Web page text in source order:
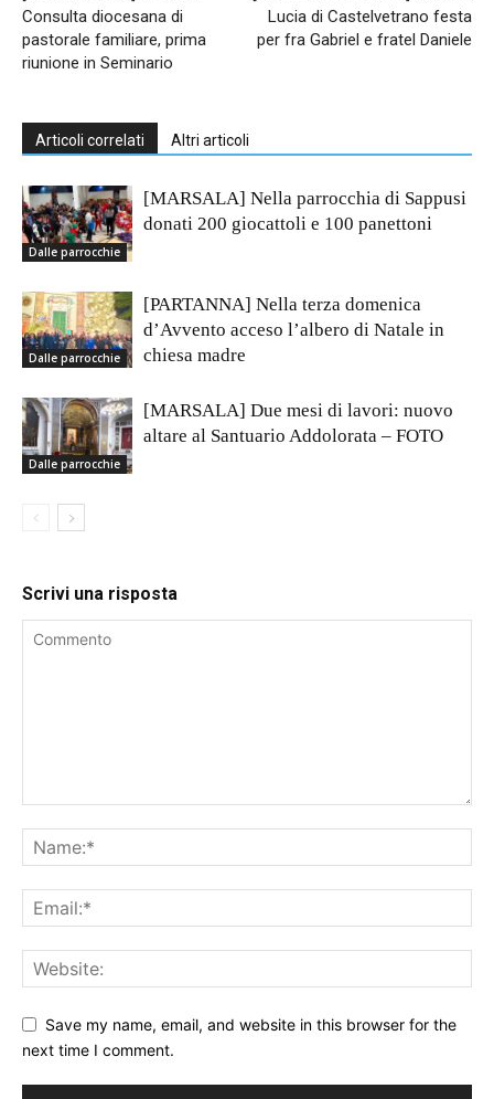
Consulta diocesana di
pastorale familiare, prima
riunione in Seminario
Lucia di Castelvetrano festa
per fra Gabriel e fratel Daniele
Articoli correlati Altri articoli
Dalle parrocchie
[MARSALA] Nella parrocchia di Sappusi
donati 200 giocattoli e 100 panettoni
Dalle parrocchie
[PARTANNA] Nella terza domenica
d’Avvento acceso l’albero di Natale in
chiesa madre
Dalle parrocchie
[MARSALA] Due mesi di lavori: nuovo
altare al Santuario Addolorata – FOTO
Scrivi una risposta
Save my name, email, and website in this browser for the
next time I comment.